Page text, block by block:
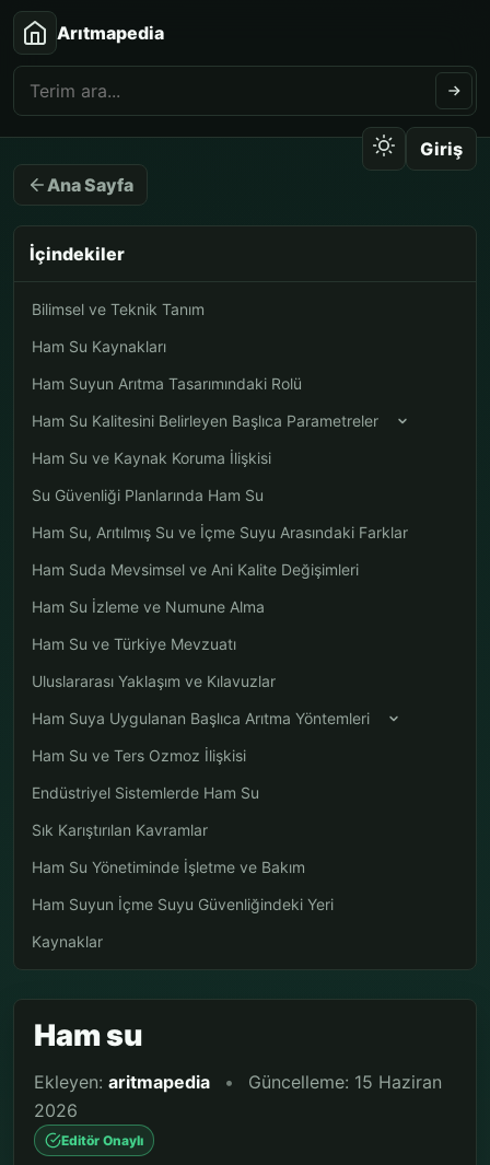
Arıtmapedia
Giriş
Ana Sayfa
İçindekiler
Bilimsel ve Teknik Tanım
Ham Su Kaynakları
Ham Suyun Arıtma Tasarımındaki Rolü
Ham Su Kalitesini Belirleyen Başlıca Parametreler
Ham Su ve Kaynak Koruma İlişkisi
Su Güvenliği Planlarında Ham Su
Ham Su, Arıtılmış Su ve İçme Suyu Arasındaki Farklar
Ham Suda Mevsimsel ve Ani Kalite Değişimleri
Ham Su İzleme ve Numune Alma
Ham Su ve Türkiye Mevzuatı
Uluslararası Yaklaşım ve Kılavuzlar
Ham Suya Uygulanan Başlıca Arıtma Yöntemleri
Ham Su ve Ters Ozmoz İlişkisi
Endüstriyel Sistemlerde Ham Su
Sık Karıştırılan Kavramlar
Ham Su Yönetiminde İşletme ve Bakım
Ham Suyun İçme Suyu Güvenliğindeki Yeri
Kaynaklar
Ham su
Ekleyen: aritmapedia •
Güncelleme: 15 Haziran
2026
Editör Onaylı